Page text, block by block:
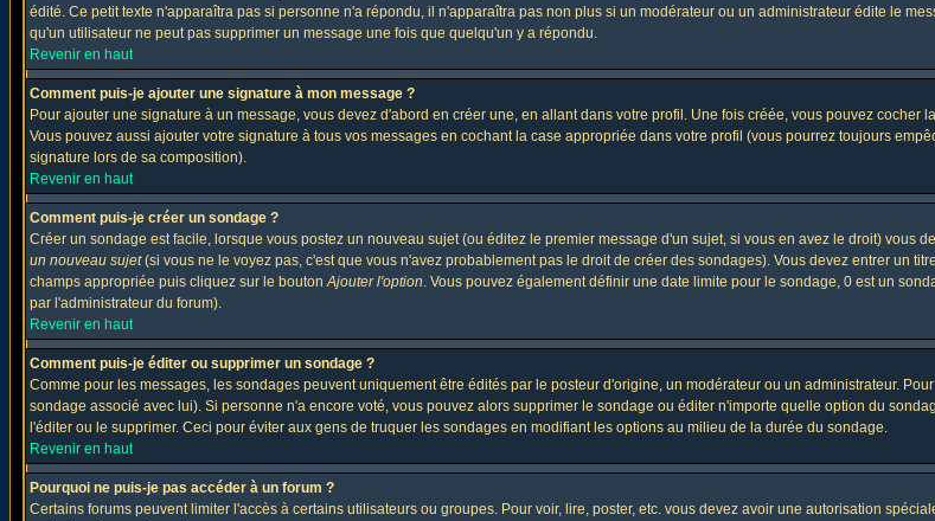
édité. Ce petit texte n'apparaîtra pas si personne n'a répondu, il n'apparaîtra pas non plus si un modérateur ou un administrateur édite le
qu'un utilisateur ne peut pas supprimer un message une fois que quelqu'un y a répondu.
Revenir en haut
Comment puis-je ajouter une signature à mon message ?
Pour ajouter une signature à un message, vous devez d'abord en créer une, en allant dans votre profil. Une fois créée, vous pouvez cocher
Vous pouvez aussi ajouter votre signature à tous vos messages en cochant la case appropriée dans votre profil (vous pourrez toujours
signature lors de sa composition).
Revenir en haut
Comment puis-je créer un sondage ?
Créer un sondage est facile, lorsque vous postez un nouveau sujet (ou éditez le premier message d'un sujet, si vous en avez le droit) vous
un nouveau sujet(si vous ne le voyez pas, c'est que vous n'avez probablement pas le droit de créer des sondages). Vous devez entrer un
champs appropriée puis cliquez sur le boutonAjouter l'option. Vous pouvez également définir une date limite pour le sondage, 0 est un
par l'administrateur du forum).
Revenir en haut
Comment puis-je éditer ou supprimer un sondage ?
Comme pour les messages, les sondages peuvent uniquement être édités par le posteur d'origine, un modérateur ou un administrateur.
sondage associé avec lui). Si personne n'a encore voté, vous pouvez alors supprimer le sondage ou éditer n'importe quelle option du
l'éditer ou le supprimer. Ceci pour éviter aux gens de truquer les sondages en modifiant les options au milieu de la durée du sondage.
Revenir en haut
Pourquoi ne puis-je pas accéder à un forum ?
Certains forums peuvent limiter l'accès à certains utilisateurs ou groupes. Pour voir, lire, poster, etc. vous devez avoir une autorisation